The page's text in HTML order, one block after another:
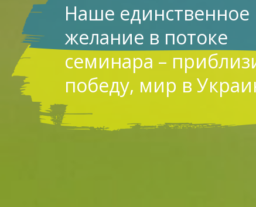
Наше единственное
желание в потоке
семинара –
победу, мир в